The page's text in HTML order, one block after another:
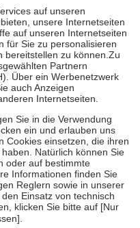
in Höhe von zehn
jedochfünf Euround
mehr als die tatsächlichen
für Online-Apotheken.
beträgt die
zehn Euro je
ihre eigene Gesundheit zu
Familie zu unterstützen,
18. Lebensjahr
die von der